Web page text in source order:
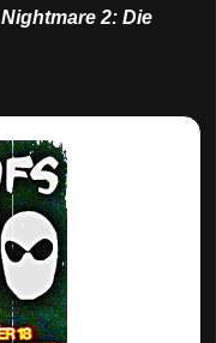
Nightmare 2: Die